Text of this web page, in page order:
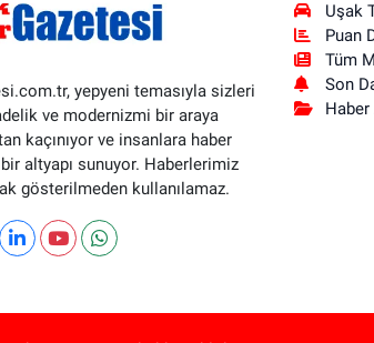
yepyeni temasıyla sizleri
ve modernizmi bir araya
kaçınıyor ve insanlara haber
altyapı sunuyor. Haberlerimiz
gösterilmeden kullanılamaz.
Uşak
Puan
Tüm
Son